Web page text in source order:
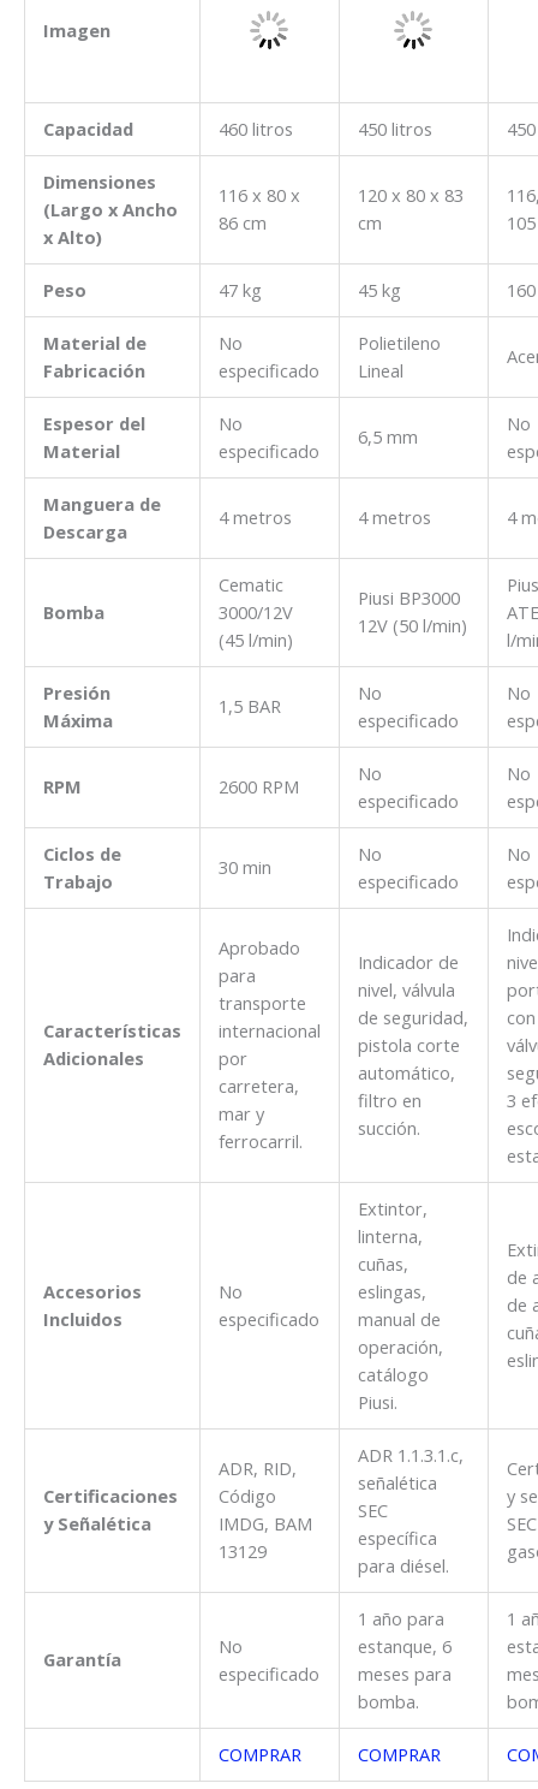
Imagen
Capacidad 460 litros 450 litros
Dimensiones
(Largo x Ancho
x Alto)
116 x 80 x
86 cm
120 x 80 x 83
cm
Peso 47 kg 45 kg
Material de
Fabricación
No
especificado
Polietileno
Lineal
Espesor del
Material
No
especificado
6,5 mm
No
Manguera de
Descarga
4 metros 4 metros 4
Bomba
Cematic
3000/12V
(45 l/min)
Piusi BP3000
12V (50 l/min)
l/
Presión
Máxima
1,5 BAR
No
especificado
No
RPM 2600 RPM
No
especificado
No
Ciclos de
Trabajo
30 min
No
especificado
No
Características
Adicionales
Aprobado
para
transporte
internacional
por
carretera,
mar y
ferrocarril.
Indicador de
nivel, válvula
de seguridad,
pistola corte
automático,
filtro en
succión.
3
Accesorios
Incluidos
No
especificado
Extintor,
linterna,
cuñas,
eslingas,
manual de
operación,
catálogo
Piusi.
de
de
Certificaciones
y Señalética
ADR, RID,
Código
IMDG, BAM
13129
ADR 1.1.3.1.c,
señalética
SEC
específica
para diésel.
y
Garantía
No
especificado
1 año para
estanque, 6
meses para
bomba.
1
COMPRAR COMPRAR